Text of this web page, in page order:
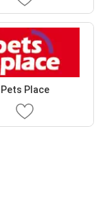
Pets Place